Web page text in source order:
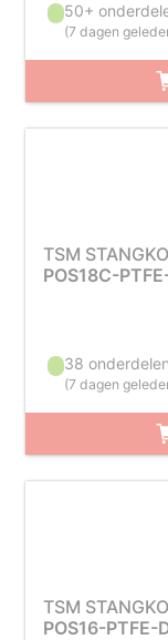
50+
(7 dagen
TSM
POS18C-
38
(7 dagen
TSM
POS16-PTFE-